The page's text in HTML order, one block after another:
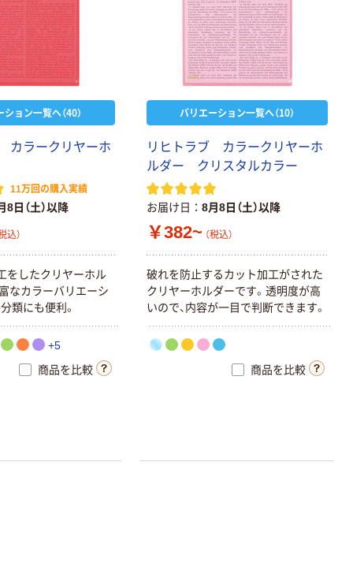
ョン一覧へ（40）
カ ラーク リ ヤーホ
11万回の購入実績
8日（土）以降
込）
を したク リ ヤーホル
富なカ ラーバリ エーシ
分類にも便利 。
+5
商品を比較
バリエーション一覧へ（10）
リ ヒ ト ラ ブ カ ラーク リ ヤーホ
ルダー ク リ スタ ルカ ラー
お届け日 8月8日（土）以降
￥382~ （税込）
破れを防止するカ ッ ト加工がされた
ク リ ヤーホルダーです。透明度が高
いので、 内容が一目 で判 断でき ます。
商品を比較